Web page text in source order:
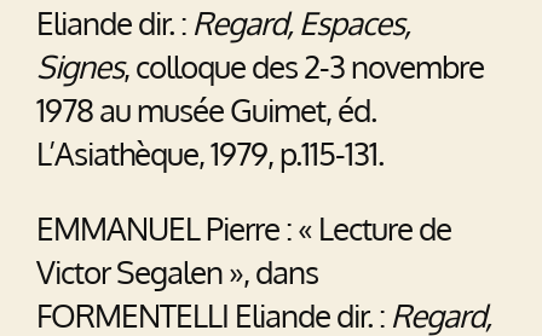
Eliande dir. : Regard, Espaces,
Signes, colloque des 2-3 novembre
1978 au musée Guimet, éd.
L’Asiathèque, 1979, p.115-131.
EMMANUEL Pierre : « Lecture de
Victor Segalen », dans
FORMENTELLI Eliande dir. : Regard,